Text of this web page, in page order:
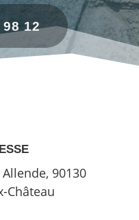
12
90130
Château